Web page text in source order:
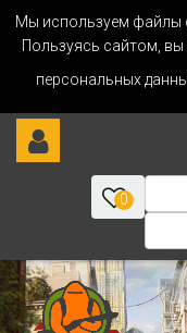
Мы используем файлы
Пользуясь сайтом,
персональных
0